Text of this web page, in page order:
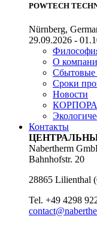
POWTECH
Nürnberg,
29.09.2026 -
О
Сбытовые
Сроки
Новости
Контакты
Nabertherm
Bahnhofstr. 20
28865 Lilienthal (
Tel. +49 4298